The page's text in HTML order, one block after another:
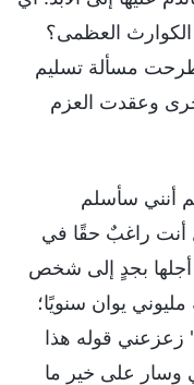
الكوارث العظمى؟
مسألة تسليم
وعقدت العزم
أنني سأسلم
أنت راغبٌ حقًا في
بجدٍ إلى شخص
يوان سنويًا؛
زعزعني قوله هذا
وسار على خير ما